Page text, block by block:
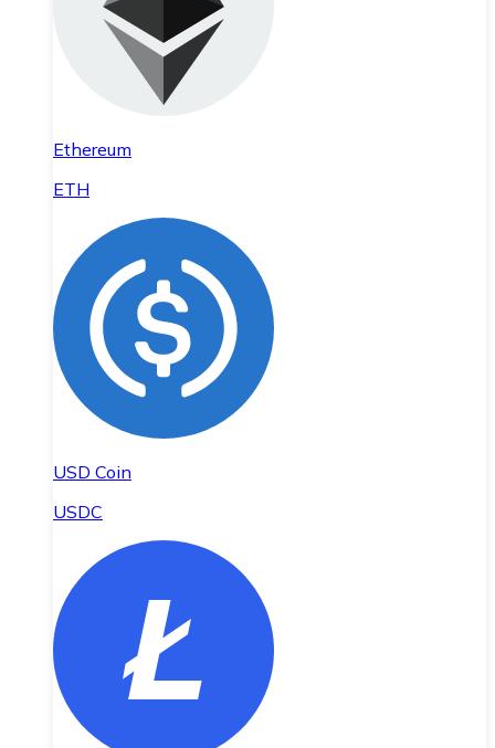
Ethereum
ETH
USD Coin
USDC